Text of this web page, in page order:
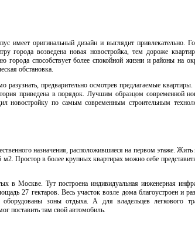
имеет оригинальный дизайн и выглядит привлекательно.
города возведена новая новостройка, тем дороже
способствует более спокойной жизни и районы на
обстановка.
разузнать, предварительно осмотрев предлагаемые
приведена в порядок. Лучшим образцом современной
новостройку по самым современным строительным
назначения, расположившиеся на первом этаже. Жить
Простор в более крупных квартирах можно себе
в Москве. Тут построена индивидуальная инженерная
27 гектаров. Весь участок возле дома благоустроен и
зоны отдыха. А для владельцев легкового
поставить там свой автомобиль.